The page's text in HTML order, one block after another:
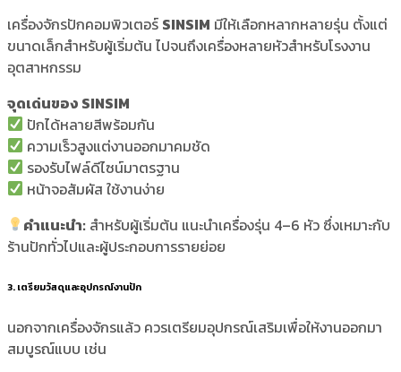
เครื่องจักรปักคอมพิวเตอร์ SINSIM มีให้เลือกหลากหลายรุ่น ตั้งแต่
ขนาดเล็กสำหรับผู้เริ่มต้น ไปจนถึงเครื่องหลายหัวสำหรับโรงงาน
อุตสาหกรรม
จุดเด่นของ SINSIM
ปักได้หลายสีพร้อมกัน
ความเร็วสูงแต่งานออกมาคมชัด
รองรับไฟล์ดีไซน์มาตรฐาน
หน้าจอสัมผัส ใช้งานง่าย
คำแนะนำ: สำหรับผู้เริ่มต้น แนะนำเครื่องรุ่น 4–6 หัว ซึ่งเหมาะกับ
ร้านปักทั่วไปและผู้ประกอบการรายย่อย
3. เตรียมวัสดุและอุปกรณ์งานปัก
นอกจากเครื่องจักรแล้ว ควรเตรียมอุปกรณ์เสริมเพื่อให้งานออกมา
สมบูรณ์แบบ เช่น